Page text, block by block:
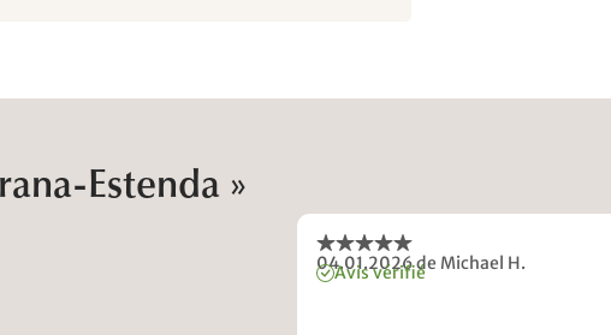
Estenda »
04.01.2026de Michael H.
Avis vérifié